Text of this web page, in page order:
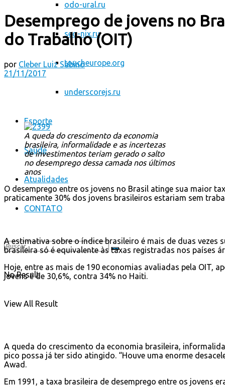
odo-ural.ru
seo-nix.ru
toucheurope.org
underscorejs.ru
Esporte
Saúde
Atualidades
CONTATO
No Result
View All Result
Desemprego de jovens no
do Trabalho (OIT)
por Cleber Luiz Sabino
21/11/2017
A queda do crescimento da economia
brasileira, informalidade e as incertezas
de investimentos teriam gerado o salto
no desemprego dessa camada nos últimos
anos
O desemprego entre os jovens no Brasil atinge sua maior
praticamente 30% dos jovens brasileiros estariam sem
A estimativa sobre o índice brasileiro é mais de duas vezes
brasileira só é equivalente às taxas registradas nos países
Hoje, entre as mais de 190 economias avaliadas pela OIT,
jovens é de 30,6%, contra 34% no Haiti.
A queda do crescimento da economia brasileira,
pico possa já ter sido atingido. “Houve uma enorme
Awad.
Em 1991, a taxa brasileira de desemprego entre os jovens